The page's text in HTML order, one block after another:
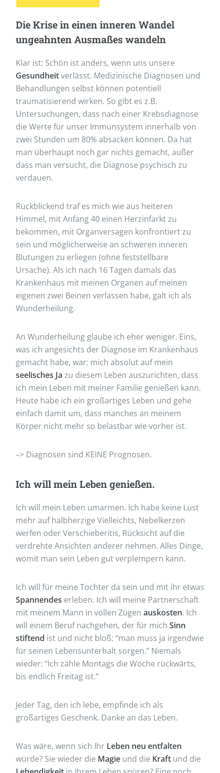
Die Krise in einen inneren Wandel
ungeahnten Ausmaßes wandeln
Klar ist: Schön ist anders, wenn uns unsere
Gesundheitverlässt. Medizinische Diagnosen und
Behandlungen selbst können potentiell
traumatisierend wirken. So gibt es z.B.
Untersuchungen, dass nach einer Krebsdiagnose
die Werte für unser Immunsystem innerhalb von
zwei Stunden um 80% absacken können. Da hat
man überhaupt noch gar nichts gemacht, außer
dass man versucht, die Diagnose psychisch zu
verdauen.
Rückblickend traf es mich wie aus heiteren
Himmel, mit Anfang 40 einen Herzinfarkt zu
bekommen, mit Organversagen konfrontiert zu
sein und möglicherweise an schweren inneren
Blutungen zu erliegen (ohne feststellbare
Ursache). Als ich nach 16 Tagen damals das
Krankenhaus mit meinen Organen auf meinen
eigenen zwei Beinen verlassen habe, galt ich als
Wunderheilung.
An Wunderheilung glaube ich eher weniger. Eins,
was ich angesichts der Diagnose im Krankenhaus
gemacht habe, war: mich absolut auf mein
seelisches Ja zu diesem Leben auszurichten, dass
ich mein Leben mit meiner Familie genießen kann.
Heute habe ich ein großartiges Leben und gehe
einfach damit um, dass manches an meinem
Körper nicht mehr so belastbar wie vorher ist.
–> Diagnosen sind KEINE Prognosen.
Ich will mein Leben genießen.
Ich will mein Leben umarmen. Ich habe keine Lust
mehr auf halbherzige Vielleichts, Nebelkerzen
werfen oder Verschieberitis, Rücksicht auf die
verdrehte Ansichten anderer nehmen. Alles Dinge,
womit man sein Leben gut verplempern kann.
Ich will für meine Tochter da sein und mit ihr etwas
Spannendes erleben. Ich will meine Partnerschaft
mit meinem Mann in vollen Zügen auskosten. Ich
will einem Beruf nachgehen, der für mich Sinn
stiftend ist und nicht bloß: “man muss ja irgendwie
für seinen Lebensunterhalt sorgen.” Niemals
wieder: “Ich zähle Montags die Woche rückwärts,
bis endlich Freitag ist.”
Jeder Tag, den ich lebe, empfinde ich als
großartiges Geschenk. Danke an das Leben.
Was wäre, wenn sich Ihr Leben neu entfalten
würde? Sie wieder die Magie und die Kraft und die